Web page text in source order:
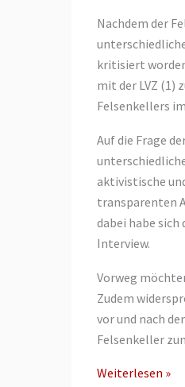
Nachdem der
kritisiert
mit der LVZ (1)
Felsenkellers
Auf die Frage
aktivistische
transparenten
dabei habe
Interview.
Vorweg
Zudem
vor und nach
Felsenkeller
Erklärung
Weiterlesen »